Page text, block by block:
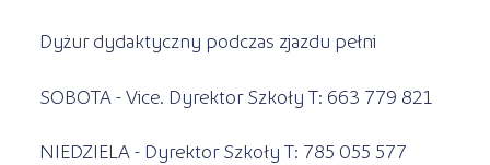
Dyżur dydaktyczny podczas zjazdu pełni
SOBOTA - Vice. Dyrektor Szkoły T: 663 779 821
NIEDZIELA - Dyrektor Szkoły T: 785 055 577